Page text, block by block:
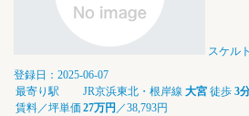
スケル
登録日：2025-06-07
最寄り駅
JR京浜東北・根岸線 大宮 徒歩 3
賃料／坪単価 27万円 ／38,793円